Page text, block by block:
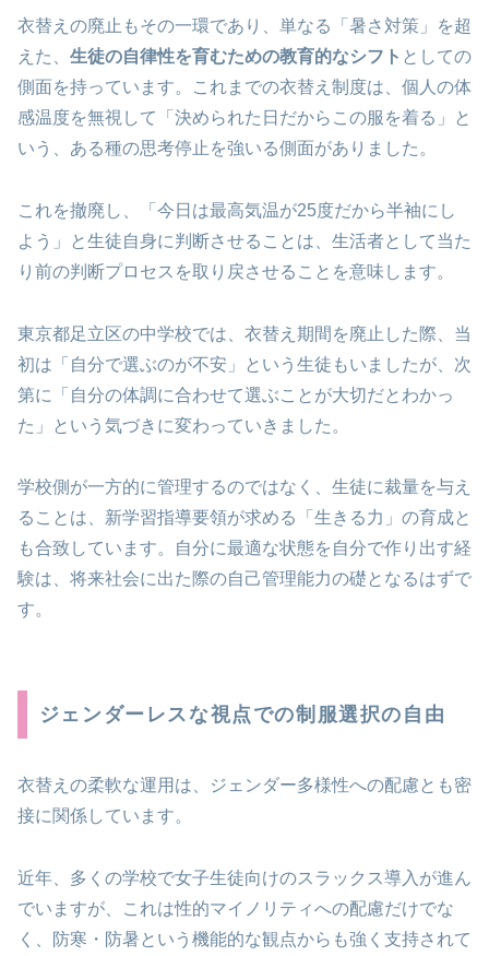
衣替えの廃止もその一環であり、単なる「暑さ対策」を超
えた、 生徒の自律性を育むための教育的なシフト としての
側面を持っています。これまでの衣替え制度は、個人の体
感温度を無視して「決められた日だからこの服を着る」と
いう、ある種の思考停止を強いる側面がありました。
これを撤廃し、「今日は最高気温が25度だから半袖にし
よう」と生徒自身に判断させることは、生活者として当た
り前の判断プロセスを取り戻させることを意味します。
東京都足立区の中学校では、衣替え期間を廃止した際、当
初は「自分で選ぶのが不安」という生徒もいましたが、次
第に「自分の体調に合わせて選ぶことが大切だとわかっ
た」という気づきに変わっていきました。
学校側が一方的に管理するのではなく、生徒に裁量を与え
ることは、新学習指導要領が求める「生きる力」の育成と
も合致しています。自分に最適な状態を自分で作り出す経
験は、将来社会に出た際の自己管理能力の礎となるはずで
す。
ジェンダーレスな視点での制服選択の自由
衣替えの柔軟な運用は、ジェンダー多様性への配慮とも密
接に関係しています。
近年、多くの学校で女子生徒向けのスラックス導入が進ん
でいますが、これは性的マイノリティへの配慮だけでな
く、防寒・防暑という機能的な観点からも強く支持されて